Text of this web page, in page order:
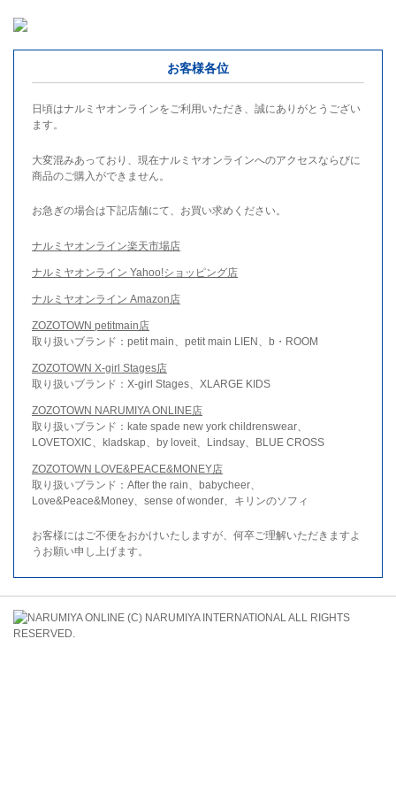
お客様各位
日頃はナルミヤオンラインをご利用いただき、誠にありがとうござい
ます。
大変混みあっており、現在ナルミヤオンラインへのアクセスならびに
商品のご購入ができません。
お急ぎの場合は下記店舗にて、お買い求めください。
ナルミヤオンライン楽天市場店
ナルミヤオンライン Yahoo!ショッピング店
ナルミヤオンライン Amazon店
ZOZOTOWN petitmain店
取り扱いブランド：petit main、petit main LIEN、b・ROOM
ZOZOTOWN X-girl Stages店
取り扱いブランド：X-girl Stages、XLARGE KIDS
ZOZOTOWN NARUMIYA ONLINE店
取り扱いブランド：kate spade new york childrenswear、
LOVETOXIC、kladskap、by loveit、Lindsay、BLUE CROSS
ZOZOTOWN LOVE&PEACE&MONEY店
取り扱いブランド：After the rain、babycheer、
Love&Peace&Money、sense of wonder、キリンのソフィ
お客様にはご不便をおかけいたしますが、何卒ご理解いただきますよ
うお願い申し上げます。